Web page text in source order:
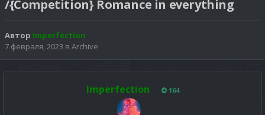
/{Competition} Romance in everything
Автор Imperfection
7 февраля, 2023 в Archive
Imperfection 164